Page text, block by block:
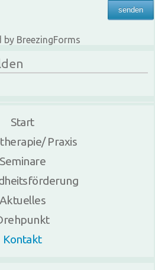
senden
by BreezingForms
Start
Praxis
Seminare
Aktuelles
Kontakt